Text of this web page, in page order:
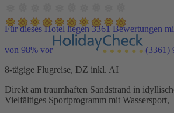
Für dieses Hotel liegen 3361 Bewertungen
von 98% vor (3361)
8-tägige Flugreise, DZ inkl. AI
Direkt am traumhaften Sandstrand in
Vielfältiges Sportprogramm mit Wassersport,